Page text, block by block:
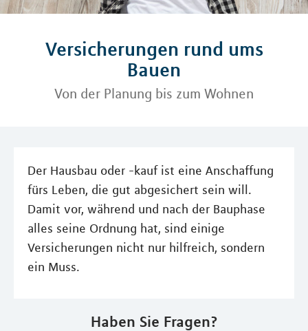
Versicherungen rund ums
Bauen
Von der Planung bis zum Wohnen
Der Hausbau oder -kauf ist eine Anschaffung
fürs Leben, die gut abgesichert sein will.
Damit vor, während und nach der Bauphase
alles seine Ordnung hat, sind einige
Versicherungen nicht nur hilfreich, sondern
ein Muss.
Haben Sie Fragen?